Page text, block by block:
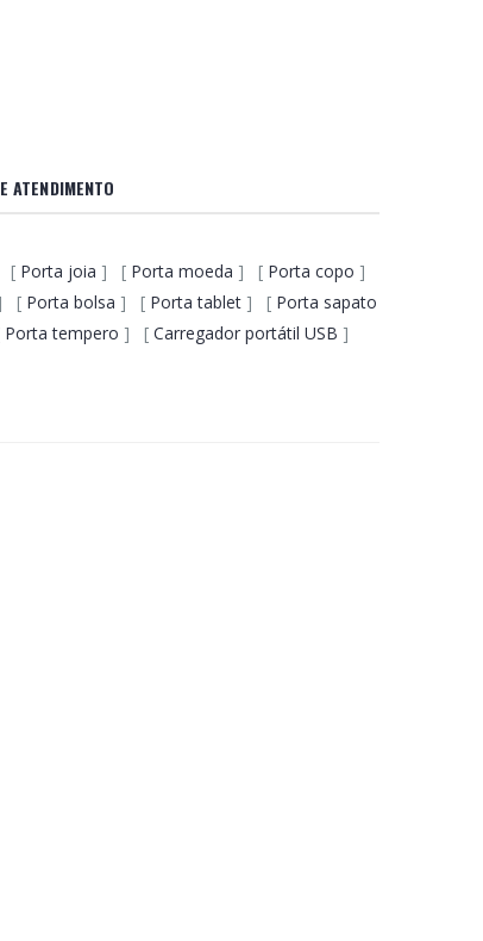
ATENDIMENTO
[ Porta joia ] [ Porta moeda ] [ Porta copo ]
[ Porta bolsa ] [ Porta tablet ] [ Porta sapato
Porta tempero ] [ Carregador portátil USB ]